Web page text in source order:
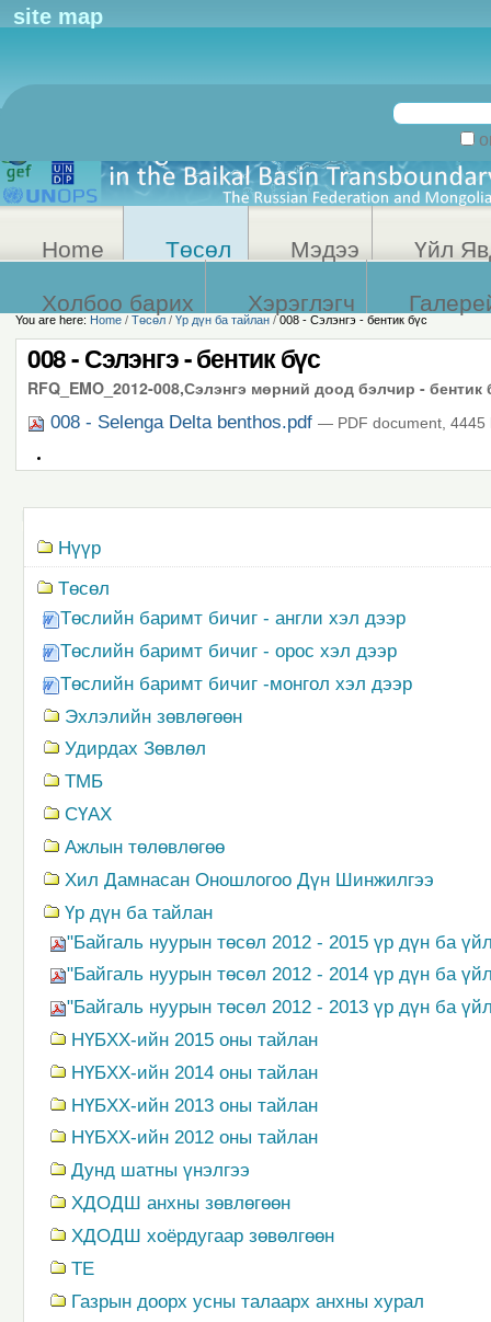
site map
Advanced
Search…
Home Төсөл Мэдээ Үйл
Холбоо барих Хэрэглэгч
You are here: Home / Төсөл / Үр дүн ба тайлан /008 - Сэлэнгэ - бентик бүс
008 - Сэлэнгэ - бентик бүс
RFQ_EMO_2012-008,Сэлэнгэ мөрний доод бэлчир -
008 - Selenga Delta benthos.pdf — PDF document, 4445
Document
Actions
Нүүр
Төсөл
Төслийн баримт бичиг - англи хэл дээр
Төслийн баримт бичиг - орос хэл дээр
Төслийн баримт бичиг -монгол хэл дээр
Эхлэлийн зөвлөгөөн
Удирдах Зөвлөл
ТМБ
СҮАХ
Ажлын төлөвлөгөө
Хил Дамнасан Оношлогоо Дүн Шинжилгээ
Үр дүн ба тайлан
"Байгаль нуурын төсөл 2012 - 2015 үр дүн ба
"Байгаль нуурын төсөл 2012 - 2014 үр дүн ба
"Байгаль нуурын төсөл 2012 - 2013 үр дүн ба
НҮБХХ-ийн 2015 оны тайлан
НҮБХХ-ийн 2014 оны тайлан
НҮБХХ-ийн 2013 оны тайлан
НҮБХХ-ийн 2012 оны тайлан
Дунд шатны үнэлгээ
ХДОДШ анхны зөвлөгөөн
ХДОДШ хоёрдугаар зөвөлгөөн
TE
Газрын доорх усны талаарх анхны хурал